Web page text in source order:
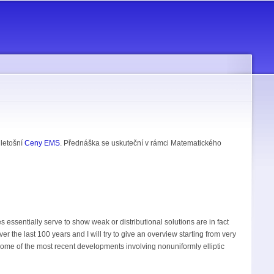
Ceny EMS . Přednáška se uskuteční v rámci Matematického
essentially serve to show weak or distributional solutions are in fact
the last 100 years and I will try to give an overview starting from very
of the most recent developments involving nonuniformly elliptic